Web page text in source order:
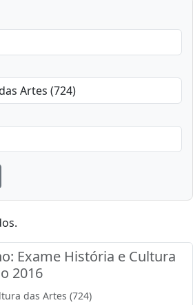
Exame História e Cultura
2016
das Artes (724)